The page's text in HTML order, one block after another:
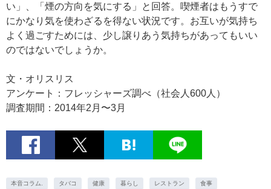
い」、「煙の方向を気にする」と回答。喫煙者はもうすで
にかなり気を使わざるを得ない状況です。お互いが気持ち
よく過ごすためには、少し譲りあう気持ちがあってもいい
のではないでしょうか。
文・オリスリス
アンケート：フレッシャーズ調べ（社会人600人）
調査期間：2014年2月〜3月
本音コラム. タバコ 健康 暮らし レストラン 食事